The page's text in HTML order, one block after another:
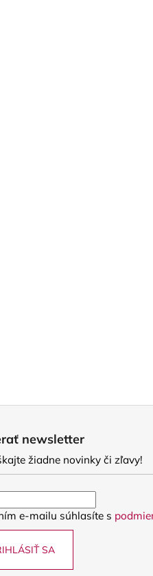
newsletter
žiadne novinky či zľavy!
e-mailu súhlasíte s
SA